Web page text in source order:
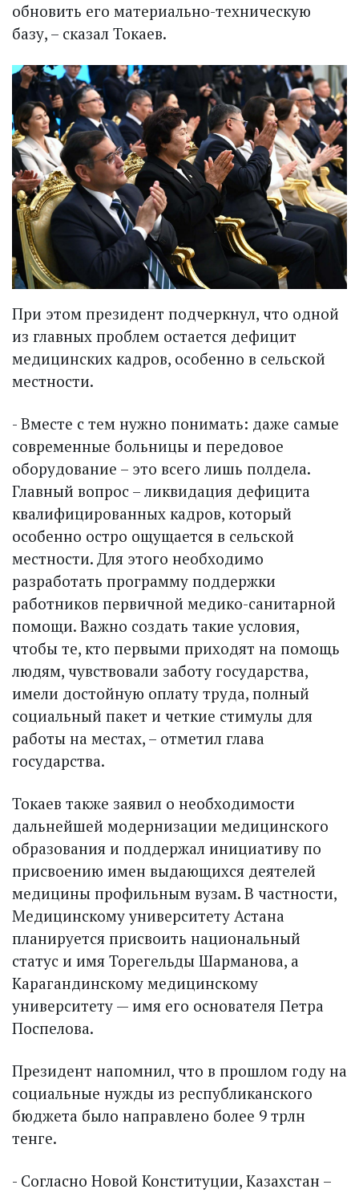
обновить его материально-техническую
базу, – сказал Токаев.
При этом президент подчеркнул, что одной
из главных проблем остается дефицит
медицинских кадров, особенно в сельской
местности.
- Вместе с тем нужно понимать: даже самые
современные больницы и передовое
оборудование – это всего лишь полдела.
Главный вопрос – ликвидация дефицита
квалифицированных кадров, который
особенно остро ощущается в сельской
местности. Для этого необходимо
разработать программу поддержки
работников первичной медико-санитарной
помощи. Важно создать такие условия,
чтобы те, кто первыми приходят на помощь
людям, чувствовали заботу государства,
имели достойную оплату труда, полный
социальный пакет и четкие стимулы для
работы на местах, – отметил глава
государства.
Токаев также заявил о необходимости
дальнейшей модернизации медицинского
образования и поддержал инициативу по
присвоению имен выдающихся деятелей
медицины профильным вузам. В частности,
Медицинскому университету Астана
планируется присвоить национальный
статус и имя Торегельды Шарманова, а
Карагандинскому медицинскому
университету — имя его основателя Петра
Поспелова.
Президент напомнил, что в прошлом году на
социальные нужды из республиканского
бюджета было направлено более 9 трлн
тенге.
- Согласно Новой Конституции, Казахстан –